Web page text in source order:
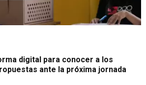
digital para conocer a los
ante la próxima jornada